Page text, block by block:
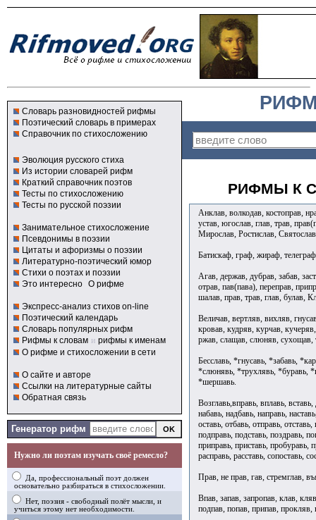
Словарь разновидностей рифмы
Поэтический словарь в примерах
Справочник по стихосложению
Эволюция русского стиха
Из истории словарей рифм
Краткий справочник поэтов
Тесты по стихосложению
Тесты по русской поэзии
Занимательное стихосложение
Псевдонимы в поэзии
Цитаты и афоризмы о поэзии
Литературно-поэтический юмор
Стихи о поэтах и поэзии
Это интересно О рифме
Экспресс-анализ стихов on-line
Поэтический календарь
Словарь популярных рифм
Рифмы к словам и рифмы к именам
О рифме и стихосложении в сети
О сайте и авторе
Ссылки на литературные сайты
Обратная связь
Генератор рифм
Нужно ли поэтам изучать своё ремесло?
Да, профессиональный поэт должен
основательно разбираться в стихосложении.
Нет, поэзия - свободный полёт мысли, и
учиться этому нет необходимости.
РИФМЫ К
Анклав, волкодав, костоправ,
устав, югослав, глав, трав,
Мирослав, Ростислав,
Батискаф, граф, жираф,
Агав, держав, дубрав, забав,
отрав, пав(пава), переправ,
шалав, прав, трав, глав, булав,
Величав, вертляв, вихляв,
кровав, кудряв, курчав,
ржав, слащав, слюняв,
Бесславь, *гнусавь, *забавь,
*слюнявь, *трухлявь, *буравь,
*шершавь.
Возглавь,вправь, вплавь,
набавь, надбавь, направь,
оставь, отбавь, отправь,
подправь, подставь, поздравь,
приправь, приставь, пробуравь,
расправь, расставь, сопоставь,
Прав, не прав, гав, стремглав,
Впав, запав, запропав, клав,
подпав, попав, припав, прокляв,